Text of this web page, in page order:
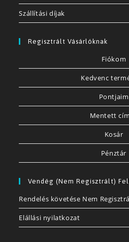
Szállítási díjak
Regisztrált Vásárlóknak
Fiókom
Kedvenc
Pontjaim
Mentett
Kosár
Pénztár
Vendég (nem Regisztrált)
Rendelés követése Nem
Elállási nyilatkozat